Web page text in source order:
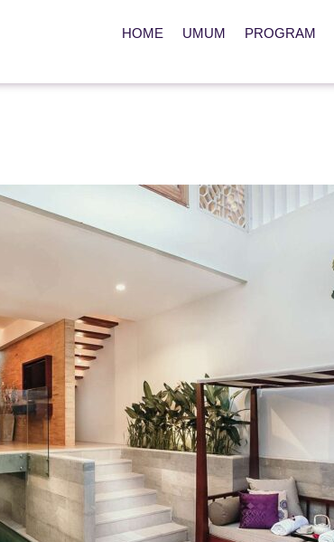
HOME UMUM PROGRAM